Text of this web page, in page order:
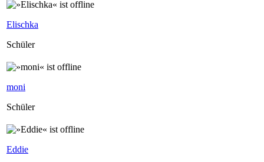
Elischka
Schüler
moni
Schüler
Eddie